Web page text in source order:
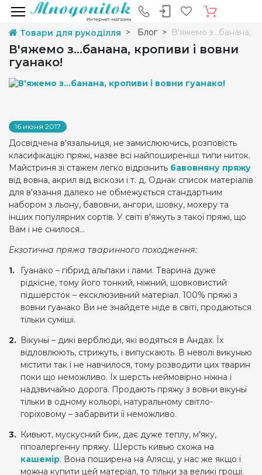
Товари для рукоділля Блог В'яжемо з...банана,
В'яжемо з...банана, кропиви і вовни
гуанако!
16 июня 2017
Досвідчена в'язальниця, не замислюючись, розповість
класифікацію пряжі, назве всі найпоширеніші типи ниток.
Майстриня зі стажем легко відрізнить бавовняну пряжу
від вовна, акрил від віскози і т. д. Однак список матеріалів
для в'язання далеко не обмежується стандартним
набором з льону, бавовни, ангори, шовку, мохеру та
інших популярних сортів. У світі в'яжуть з такої пряжі, що
Вам і не снилося…
Екзотична пряжа тваринного походження:
Гуанако – гібрид альпаки і лами. Тварина дуже
рідкісне, тому його тонкий, ніжний, шовковистий
підшерсток – ексклюзивний матеріал. 100% пряжі з
вовни гуанако Ви не знайдете ніде в світі, продаються
тільки суміші.
Вікуньї – дикі верблюди, які водяться в Андах. Їх
відловлюють, стрижуть, і випускають. В неволі викунью
містити так і не навчилося, тому розводити цих тварин
поки що неможливо. Їх шерсть неймовірно ніжна і
надзвичайно дорога. Продають пряжу з вовни вікуньї
тільки в одному кольорі, натуральному світло-
горіховому – забарвити її неможливо.
Кивьют, мускусний бик, дає дуже теплу, м'яку,
гіпоалергенну пряжу. Шерсть кивью схожа на
кашемір. Вона поширена на Алясці, у нас же якщо і
можна купити цей матеріал, то тільки за великі гроші.